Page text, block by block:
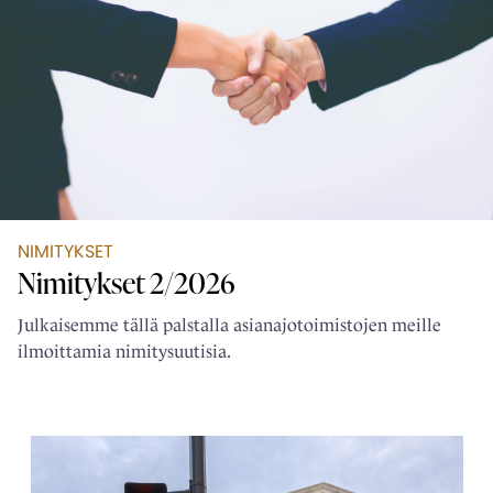
NIMITYKSET
Nimitykset 2/2026
Julkaisemme tällä palstalla asianajotoimistojen meille
ilmoittamia nimitysuutisia.